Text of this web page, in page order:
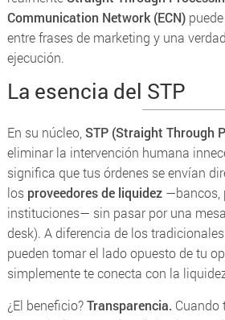
Communication Network (ECN)
entre frases de marketing y una
ejecución.
La esencia del STP
En su núcleo, STP (Straight Through
eliminar la intervención humana
significa que tus órdenes se envían
los proveedores de liquidez—bancos,
instituciones— sin pasar por una
desk). A diferencia de los tradicionales
pueden tomar el lado opuesto de tu
simplemente te conecta con la
¿El beneficio?Transparencia. Cuando